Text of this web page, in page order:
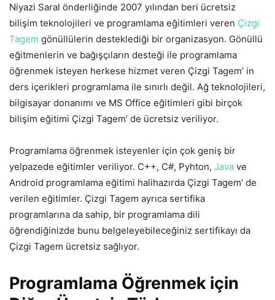
Niyazi Saral önderliğinde 2007 yılından beri ücretsiz
bilişim teknolojileri ve programlama eğitimleri veren Çizgi
Tagem gönüllülerin desteklediği bir organizasyon. Gönüllü
eğitmenlerin ve bağışçıların desteği ile programlama
öğrenmek isteyen herkese hizmet veren Çizgi Tagem’ in
ders içerikleri programlama ile sınırlı değil. Ağ teknolojileri,
bilgisayar donanımı ve MS Office eğitimleri gibi birçok
bilişim eğitimi Çizgi Tagem’ de ücretsiz veriliyor.
Programlama öğrenmek isteyenler için çok geniş bir
yelpazede eğitimler veriliyor. C++, C#, Pyhton, Java ve
Android programlama eğitimi halihazırda Çizgi Tagem’ de
verilen eğitimler. Çizgi Tagem ayrıca sertifika
programlarına da sahip, bir programlama dili
öğrendiğinizde bunu belgeleyebileceğiniz sertifikayı da
Çizgi Tagem ücretsiz sağlıyor.
Programlama Öğrenmek için